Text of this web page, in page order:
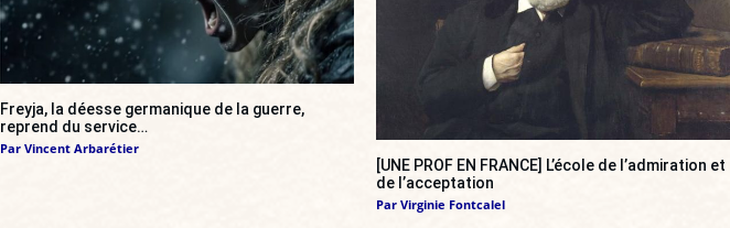
Freyja, la déesse germanique de la guerre,
reprend du service…
Par Vincent Arbarétier
[UNE PROF EN FRANCE] L’école de l’admiration et
de l’acceptation
Par Virginie Fontcalel